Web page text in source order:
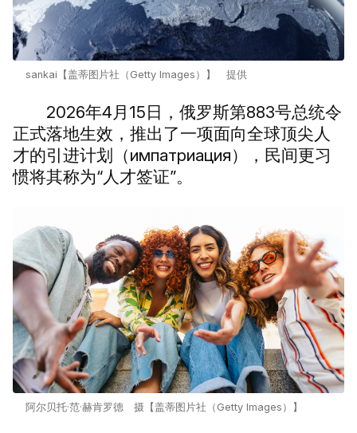
sankai【盖蒂图片社（Getty Images）】 提供
2026年4月15日，俄罗斯第883号总统令
正式落地生效，推出了一项面向全球顶尖人
才的引进计划（импатриация），民间更习
惯将其称为“人才签证”。
阿尔贝托·范·赫肯罗德 摄【盖蒂图片社（Getty Images）】